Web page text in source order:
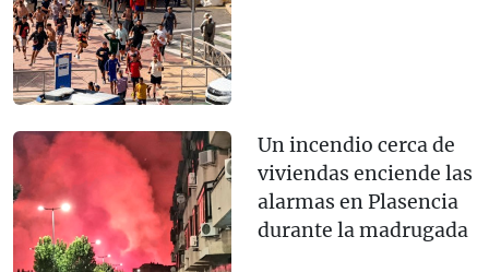
Un incendio cerca de
viviendas enciende las
alarmas en Plasencia
durante la madrugada